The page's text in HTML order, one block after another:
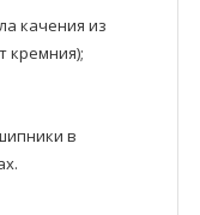
качения из
кремния);
в